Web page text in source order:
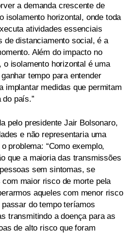
a demanda crescente de
isolamento horizontal, onde toda
atividades essenciais
de distanciamento social, é a
Além do impacto no
o isolamento horizontal é uma
tempo para entender
implantar medidas que permitam
país.”
pelo presidente Jair Bolsonaro,
e não representaria uma
problema: “Como exemplo,
que a maioria das transmissões
sem sintomas, se
maior risco de morte pela
aqueles com menor risco
do tempo teríamos
transmitindo a doença para as
de alto risco que foram